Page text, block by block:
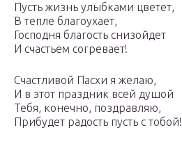
Пусть жизнь улыбками цветет,
В тепле благоухает,
Господня благость снизойдет
И счастьем согревает!
Счастливой Пасхи я желаю,
И в этот праздник всей душой
Тебя, конечно, поздравляю,
Прибудет радость пусть с тобой!